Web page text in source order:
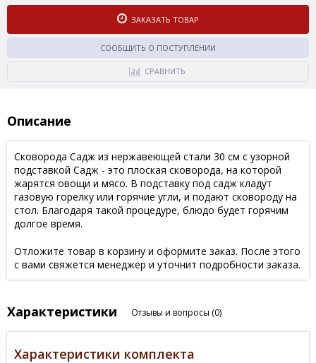
ЗАКАЗАТЬ ТОВАР
СООБЩИТЬ О ПОСТУПЛЕНИИ
СРАВНИТЬ
Описание
Сковорода Садж из нержавеющей стали 30 см с узорной
подставкой Садж - это плоская сковорода, на которой
жарятся овощи и мясо. В подставку под садж кладут
газовую горелку или горячие угли, и подают сковороду на
стол. Благодаря такой процедуре, блюдо будет горячим
долгое время.
Отложите товар в корзину и оформите заказ. После этого
с вами свяжется менеджер и уточнит подробности заказа.
Характеристики Отзывы и вопросы (0)
Характеристики комплекта